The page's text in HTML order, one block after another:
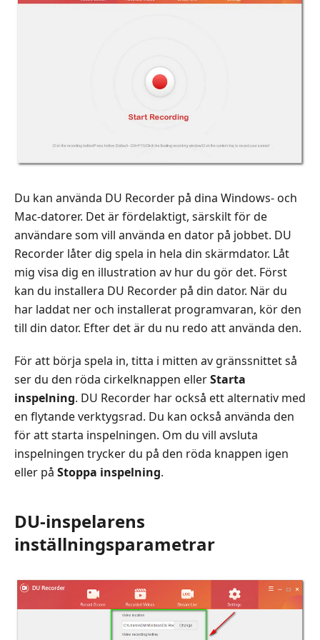
Du kan använda DU Recorder på dina Windows- och
Mac-datorer. Det är fördelaktigt, särskilt för de
användare som vill använda en dator på jobbet. DU
Recorder låter dig spela in hela din skärmdator. Låt
mig visa dig en illustration av hur du gör det. Först
kan du installera DU Recorder på din dator. När du
har laddat ner och installerat programvaran, kör den
till din dator. Efter det är du nu redo att använda den.
För att börja spela in, titta i mitten av gränssnittet så
ser du den röda cirkelknappen ellerStarta
inspelning. DU Recorder har också ett alternativ med
en flytande verktygsrad. Du kan också använda den
för att starta inspelningen. Om du vill avsluta
inspelningen trycker du på den röda knappen igen
eller på Stoppa inspelning.
DU-inspelarens
inställningsparametrar